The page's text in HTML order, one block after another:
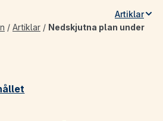
Artiklar
Teman
För lärare
/ Artiklar / Nedskjutna plan under